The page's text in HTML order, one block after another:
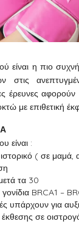
είναι η πιο
στις
έρευνες αφορούν
με επιθετική
είναι :
ιστορικό ( σε μαμά,
τα 30
γονίδια BRCA1 –
υπάρχουν για
σε